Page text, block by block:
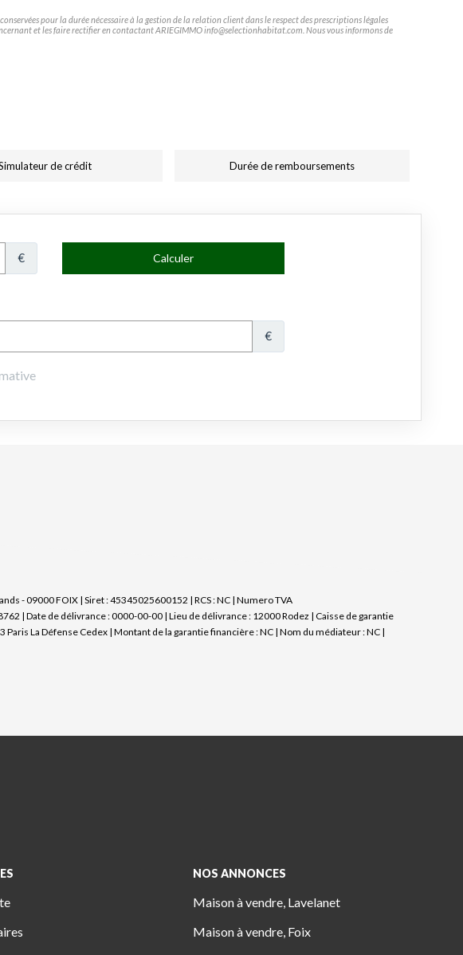
pour la durée nécessaire à la gestion de la relation client dans le respect des prescriptions légales
et les faire rectifier en contactant ARIEGIMMO info@selectionhabitat.com. Nous vous informons de
de crédit Durée de remboursements
- 09000 FOIX | Siret : 45345025600152 | RCS : NC | Numero TVA
| Date de délivrance : 0000-00-00 | Lieu de délivrance : 12000 Rodez | Caisse de garantie
La Défense Cedex | Montant de la garantie financière : NC | Nom du médiateur : NC |
NOS ANNONCES
Maison à vendre, Lavelanet
Maison à vendre, Foix